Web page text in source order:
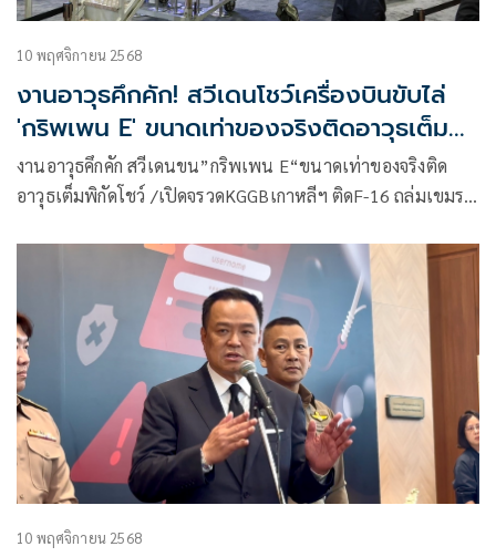
10 พฤศจิกายน 2568
งานอาวุธคึกคัก! สวีเดนโชว์เครื่องบินขับไล่
'กริพเพน E' ขนาดเท่าของจริงติดอาวุธเต็ม
พิกัด
งานอาวุธคึกคัก สวีเดนขน”กริพเพน E“ขนาดเท่าของจริงติด
อาวุธเต็มพิกัดโชว์ /เปิดจรวดKGGBเกาหลีฯ ติดF-16 ถล่มเขมร /
น้ำ S26Tเป็นของที่ระลึก /ตลาดอาวุธคึกผู้ผลิตกว่า 617 บริษัท
ทั่วโลกเปิดบูท “โดรน”ยังคงได้รับความสนใจต่อเนื่อง
10 พฤศจิกายน 2568